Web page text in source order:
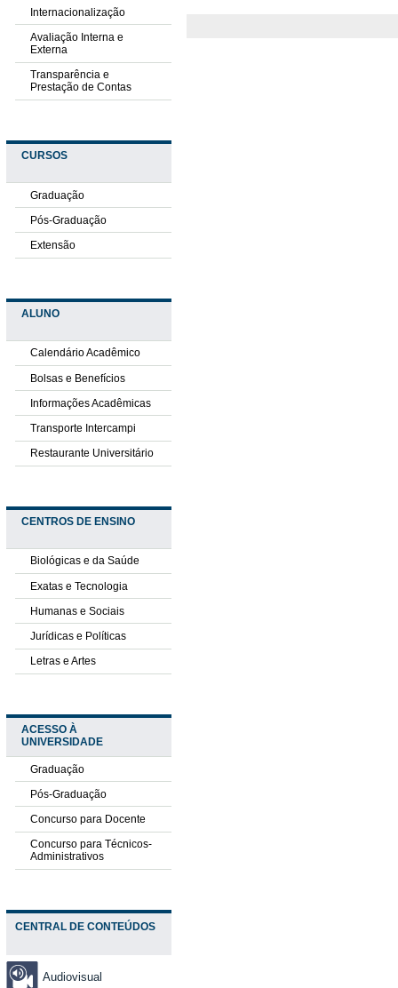
Internacionalização
Avaliação Interna e
Externa
Transparência e
Prestação de Contas
CURSOS
Graduação
Pós-Graduação
Extensão
ALUNO
Calendário Acadêmico
Bolsas e Benefícios
Informações Acadêmicas
Transporte Intercampi
Restaurante Universitário
CENTROS DE ENSINO
Biológicas e da Saúde
Exatas e Tecnologia
Humanas e Sociais
Jurídicas e Políticas
Letras e Artes
ACESSO À
UNIVERSIDADE
Graduação
Pós-Graduação
Concurso para Docente
Concurso para Técnicos-
Administrativos
CENTRAL DE CONTEÚDOS
Audiovisual